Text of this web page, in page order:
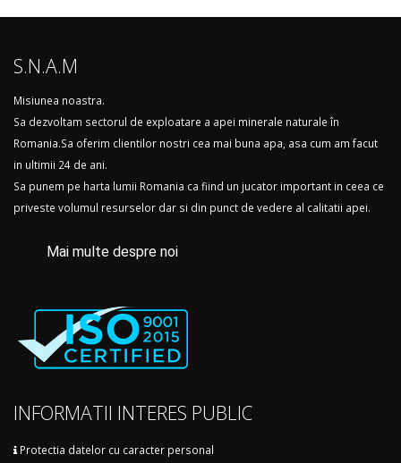
S.N.A.M
Misiunea noastra.
Sa dezvoltam sectorul de exploatare a apei minerale naturale în
Romania.Sa oferim clientilor nostri cea mai buna apa, asa cum am facut
in ultimii 24 de ani.
Sa punem pe harta lumii Romania ca fiind un jucator important in ceea ce
priveste volumul resurselor dar si din punct de vedere al calitatii apei.
Mai multe despre noi
INFORMATII INTERES PUBLIC
Protectia datelor cu caracter personal